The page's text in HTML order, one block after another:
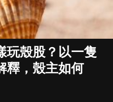
玩殼股？以一隻
釋，殼主如何